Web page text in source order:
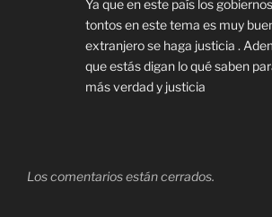
Ya que en este país los
tontos en este tema es muy
extranjero se haga justicia .
que estás digan lo qué saben
más verdad y justicia
Los comentarios están cerrados.